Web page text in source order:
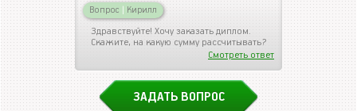
Вопрос Кирилл
Здравствуйте! Хочу заказать диплом.
Скажите, на какую сумму рассчитывать?
Смотреть ответ
ЗАДАТЬ ВОПРОС